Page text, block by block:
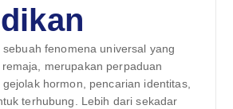
fenomena universal yang
merupakan perpaduan
hormon, pencarian identitas,
terhubung. Lebih dari sekadar